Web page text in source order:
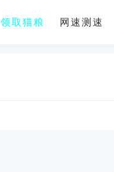
领取猫粮 网速测速